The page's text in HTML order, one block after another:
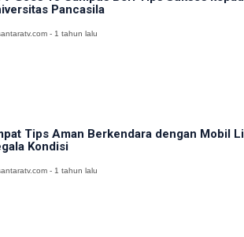
Pancasila
- 1 tahun lalu
Tips Aman Berkendara dengan Mobil
Kondisi
- 1 tahun lalu